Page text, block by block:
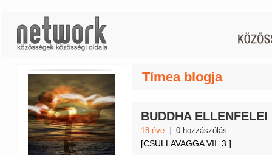
Tímea blogja
BUDDHA ELLENFELEI
18 éve 0 hozzászólás
[CSULLAVAGGA VII. 3.]